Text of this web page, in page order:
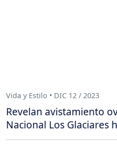
Vida y Estilo • DIC 12 / 2023
Revelan avistamiento
Nacional Los Glaciares